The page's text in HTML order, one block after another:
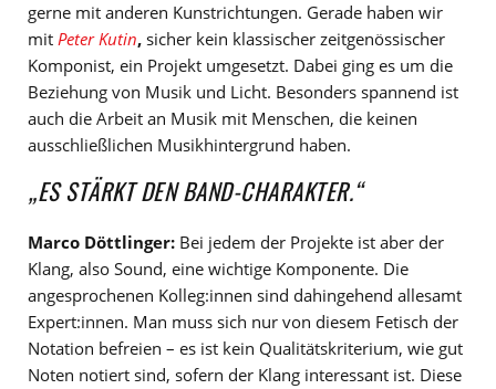
gerne mit anderen Kunstrichtungen. Gerade haben wir
mit Peter Kutin, sicher kein klassischer zeitgenössischer
Komponist, ein Projekt umgesetzt. Dabei ging es um die
Beziehung von Musik und Licht. Besonders spannend ist
auch die Arbeit an Musik mit Menschen, die keinen
ausschließlichen Musikhintergrund haben.
„ES STÄRKT DEN BAND-CHARAKTER.“
Marco Döttlinger: Bei jedem der Projekte ist aber der
Klang, also Sound, eine wichtige Komponente. Die
angesprochenen Kolleg:innen sind dahingehend allesamt
Expert:innen. Man muss sich nur von diesem Fetisch der
Notation befreien – es ist kein Qualitätskriterium, wie gut
Noten notiert sind, sofern der Klang interessant ist. Diese